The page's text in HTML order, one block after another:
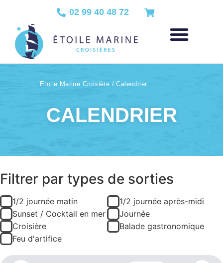
02 99 40 48 72
Etoile Marine Croisière /Calendrier
CALENDRIER
Filtrer par types de sorties
1/2 journée matin
1/2 journée après-midi
Sunset / Cocktail en mer
Journée
Croisière
Balade gastronomique
Feu d'artifice